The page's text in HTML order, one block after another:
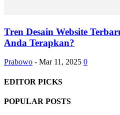
Tren Desain Website
Anda Terapkan?
Prabowo - Mar 11, 2025 0
EDITOR PICKS
POPULAR POSTS